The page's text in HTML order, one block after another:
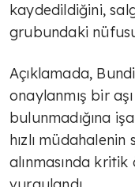
kaydedildiğini,
grubundaki
Açıklamada,
onaylanmış bir
bulunmadığına
hızlı müdahalenin
alınmasında